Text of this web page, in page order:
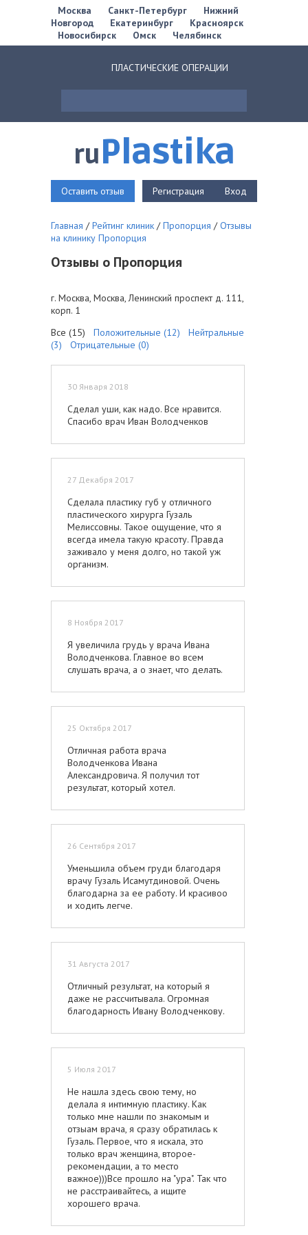
Москва Санкт-Петербург
Нижний
Новгород
Екатеринбург
Красноярск
Новосибирск
Омск Челябинск
ПЛАСТИЧЕСКИЕ ОПЕРАЦИИ
ruPlastika
Оставить отзыв Регистрация Вход
Главная / Рейтинг клиник / Пропорция / Отзывы
на клинику Пропорция
Отзывы о Пропорция
г. Москва, Москва, Ленинский проспект д. 111,
корп. 1
Все (15) Положительные (12)
Нейтральные
(3)
Отрицательные (0)
30 Января 2018
Сделал уши, как надо. Все нравится.
Спасибо врач Иван Володченков
27 Декабря 2017
Сделала пластику губ у отличного
пластического хирурга Гузаль
Мелиссовны. Такое ощущение, что я
всегда имела такую красоту. Правда
заживало у меня долго, но такой уж
организм.
8 Ноября 2017
Я увеличила грудь у врача Ивана
Володченкова. Главное во всем
слушать врача, а о знает, что делать.
25 Октября 2017
Отличная работа врача
Володченкова Ивана
Александровича. Я получил тот
результат, который хотел.
26 Сентября 2017
Уменьшила объем груди благодаря
врачу Гузаль Исамутдиновой. Очень
благодарна за ее работу. И красивоо
и ходить легче.
31 Августа 2017
Отличный результат, на который я
даже не рассчитывала. Огромная
благодарность Ивану Володченкову.
5 Июля 2017
Не нашла здесь свою тему, но
делала я интимную пластику. Как
только мне нашли по знакомым и
отзыам врача, я сразу обратилась к
Гузаль. Первое, что я искала, это
только врач женщина, второе-
рекомендации, а то место
важное)))Все прошло на "ура". Так что
не расстраивайтесь, а ищите
хорошего врача.